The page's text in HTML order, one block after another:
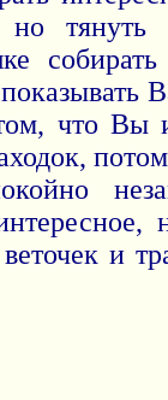
но
что Вы
и